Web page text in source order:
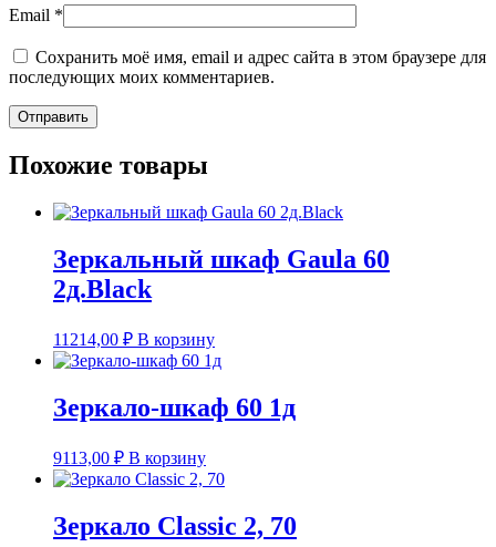
Email *
Сохранить моё имя, email и адрес сайта в этом браузере для
последующих моих комментариев.
Похожие товары
Зеркальный шкаф Gaula 60
2д.Black
11214,00 ₽ В корзину
Зеркало-шкаф 60 1д
9113,00 ₽ В корзину
Зеркало Classic 2, 70